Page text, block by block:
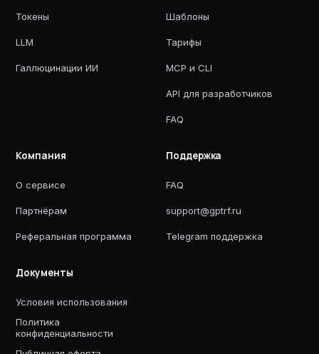
Токены
LLM
Галлюцинации ИИ
Шаблоны
Тарифы
MCP и CLI
API для разработчиков
FAQ
Компания
О сервисе
Партнёрам
Реферальная программа
Поддержка
FAQ
support@gptrf.ru
Telegram поддержка
Документы
Условия использования
Политика
конфиденциальности